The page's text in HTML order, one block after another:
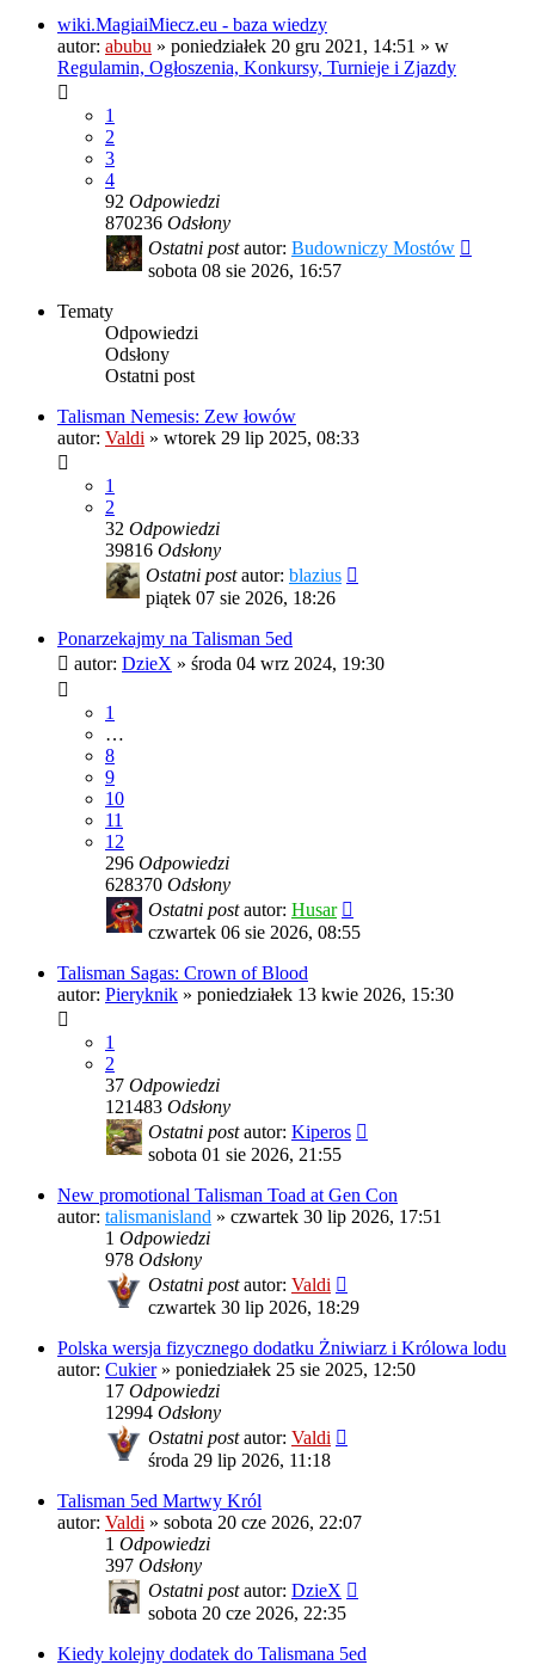
wiki.MagiaiMiecz.eu - baza wiedzy
autor: abubu » poniedziałek 20 gru 2021, 14:51 » w
Regulamin, Ogłoszenia, Konkursy, Turnieje i Zjazdy
1
2
3
4
92 Odpowiedzi
870236 Odsłony
Ostatni postautor: Budowniczy Mostów
sobota 08 sie 2026, 16:57
Tematy
Odpowiedzi
Odsłony
Ostatni post
Talisman Nemesis: Zew łowów
autor: Valdi » wtorek 29 lip 2025, 08:33
1
2
32 Odpowiedzi
39816 Odsłony
Ostatni postautor: blazius
piątek 07 sie 2026, 18:26
Ponarzekajmy na Talisman 5ed
autor: DzieX » środa 04 wrz 2024, 19:30
1
…
8
9
10
11
12
296 Odpowiedzi
628370 Odsłony
Ostatni postautor: Husar
czwartek 06 sie 2026, 08:55
Talisman Sagas: Crown of Blood
autor: Pieryknik » poniedziałek 13 kwie 2026, 15:30
1
2
37 Odpowiedzi
121483 Odsłony
Ostatni postautor: Kiperos
sobota 01 sie 2026, 21:55
New promotional Talisman Toad at Gen Con
autor: talismanisland » czwartek 30 lip 2026, 17:51
1 Odpowiedzi
978 Odsłony
Ostatni postautor: Valdi
czwartek 30 lip 2026, 18:29
Polska wersja fizycznego dodatku Żniwiarz i Królowa lodu
autor: Cukier» poniedziałek 25 sie 2025, 12:50
17 Odpowiedzi
12994 Odsłony
Ostatni postautor: Valdi
środa 29 lip 2026, 11:18
Talisman 5ed Martwy Król
autor: Valdi » sobota 20 cze 2026, 22:07
1 Odpowiedzi
397 Odsłony
Ostatni postautor: DzieX
sobota 20 cze 2026, 22:35
Kiedy kolejny dodatek do Talismana 5ed